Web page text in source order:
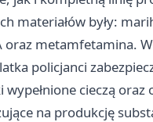
materiałów były:
metamfetamina.
policjanci
cieczą oraz
na produkcję